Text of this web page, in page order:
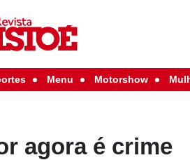
Menu Motorshow
agora é crime